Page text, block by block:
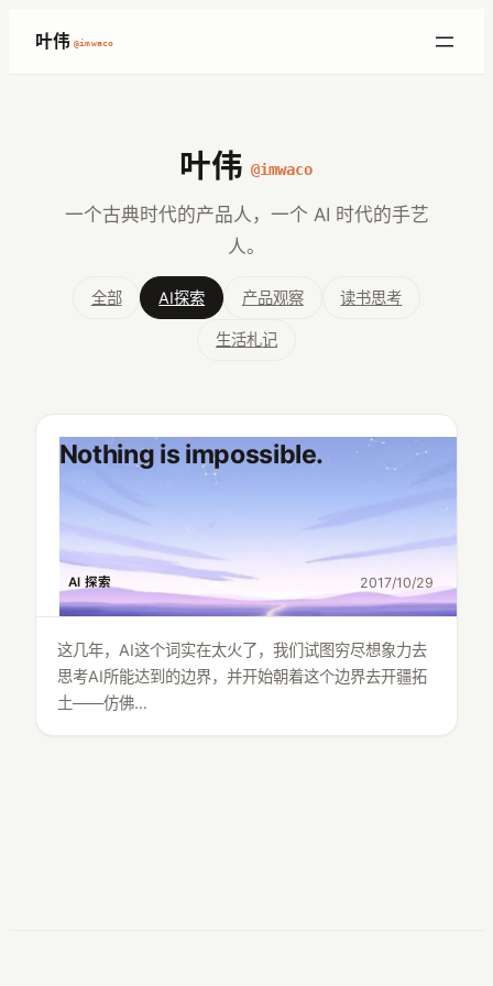
内
叶伟 @imwaco
叶伟 @imwaco
一个古典时代的产品人，一个 AI 时代的手艺
人。
全部 AI探索 产品观察 读书思考
生活札记
Nothing is impossible.
AI 探索 2017/10/29
这几年，AI这个词实在太火了，我们试图穷尽想象力去
思考AI所能达到的边界，并开始朝着这个边界去开疆拓
土——仿佛…